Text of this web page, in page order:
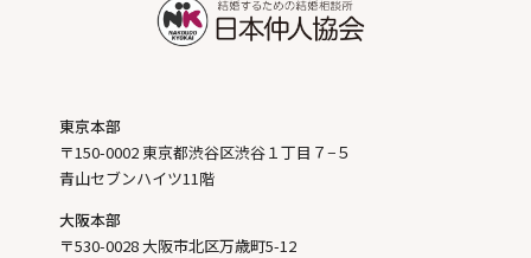
東京本部
〒150-0002 東京都渋谷区渋谷１丁目７−５
青山セブンハイツ11階
大阪本部
〒530-0028 大阪市北区万歳町5-12